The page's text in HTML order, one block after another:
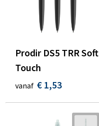
Prodir DS5 TRR Soft
Touch
vanaf € 1,53